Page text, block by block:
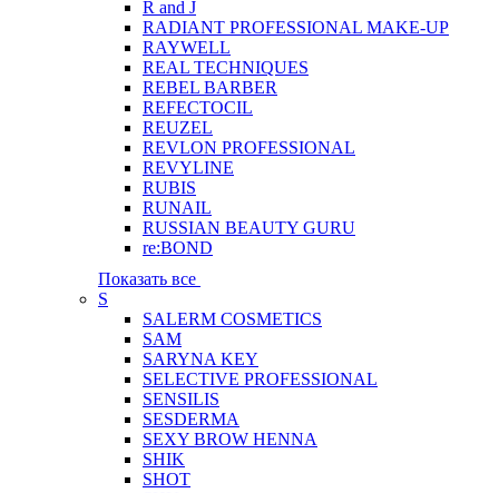
R and J
RADIANT PROFESSIONAL MAKE-UP
RAYWELL
REAL TECHNIQUES
REBEL BARBER
REFECTOCIL
REUZEL
REVLON PROFESSIONAL
REVYLINE
RUBIS
RUNAIL
RUSSIAN BEAUTY GURU
re:BOND
Показать все
S
SALERM COSMETICS
SAM
SARYNA KEY
SELECTIVE PROFESSIONAL
SENSILIS
SESDERMA
SEXY BROW HENNA
SHIK
SHOT